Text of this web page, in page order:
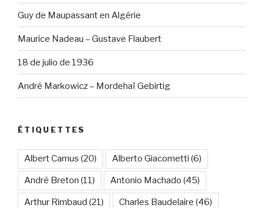
Guy de Maupassant en Algérie
Maurice Nadeau – Gustave Flaubert
18 de julio de 1936
André Markowicz – Mordehaï Gebirtig
ÉTIQUETTES
Albert Camus (20) Alberto Giacometti (6)
André Breton (11) Antonio Machado (45)
Arthur Rimbaud (21) Charles Baudelaire (46)